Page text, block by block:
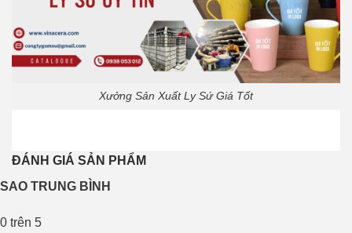
Xưởng Sản Xuất Ly Sứ Giá Tốt
ĐÁNH GIÁ SẢN PHẨM
SAO TRUNG BÌNH
0 trên 5